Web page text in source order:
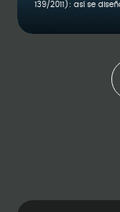
139/2011): así se